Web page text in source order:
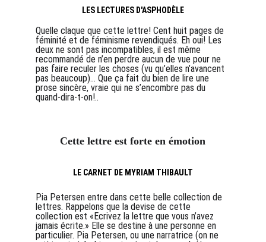
LES LECTURES D'ASPHODÈLE
Quelle claque que cette lettre! Cent huit pages de
féminité et de féminisme revendiqués. Eh oui! Les
deux ne sont pas incompatibles, il est même
recommandé de n’en perdre aucun de vue pour ne
pas faire reculer les choses (vu qu’elles n’avancent
pas beaucoup)… Que ça fait du bien de lire une
prose sincère, vraie qui ne s’encombre pas du
quand-dira-t-on!..
Cette lettre est forte en émotion
LE CARNET DE MYRIAM THIBAULT
Pia Petersen entre dans cette belle collection de
lettres. Rappelons que la devise de cette
collection est «Ecrivez la lettre que vous n’avez
jamais écrite.» Elle se destine à une personne en
particulier. Pia Petersen, ou une narratrice (on ne